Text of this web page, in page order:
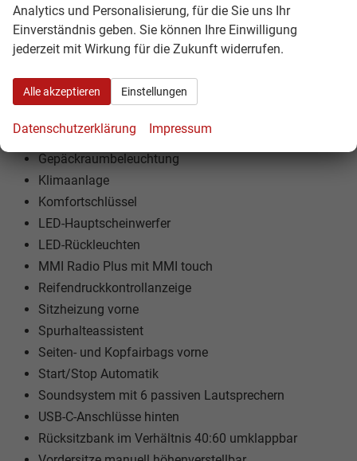
Einparkhilfe hinten
Elektronische Wegfahrsperre
Fahrprofilauswahl
Fernlichtassistent
Funkfernbedienung für Zentralverriegelung
Gepäckraumbeleuchtung
Klimaanlage
Komfortschlüssel
LED-Hauptscheinwerfer
LED-Rückleuchten
MMI Radio Plus mit MMI touch
Reifendruckkontrollanzeige
Sitzheizung vorne
Spurhalteassistent
Seiten- und Kopfairbags vorne
Start/Stop Automatik
Soundsystem mit 6 passiven Lautsprechern
USB-C-Anschlüsse hinten
Rücksitzbank im Verhältnis 40:60 umklappbar
Analytics und Personalisierung, für die Sie uns Ihr
Einverständnis geben. Sie können Ihre Einwilligung
jederzeit mit Wirkung für die Zukunft widerrufen.
Alle akzeptieren Einstellungen
Datenschutzerklärung Impressum